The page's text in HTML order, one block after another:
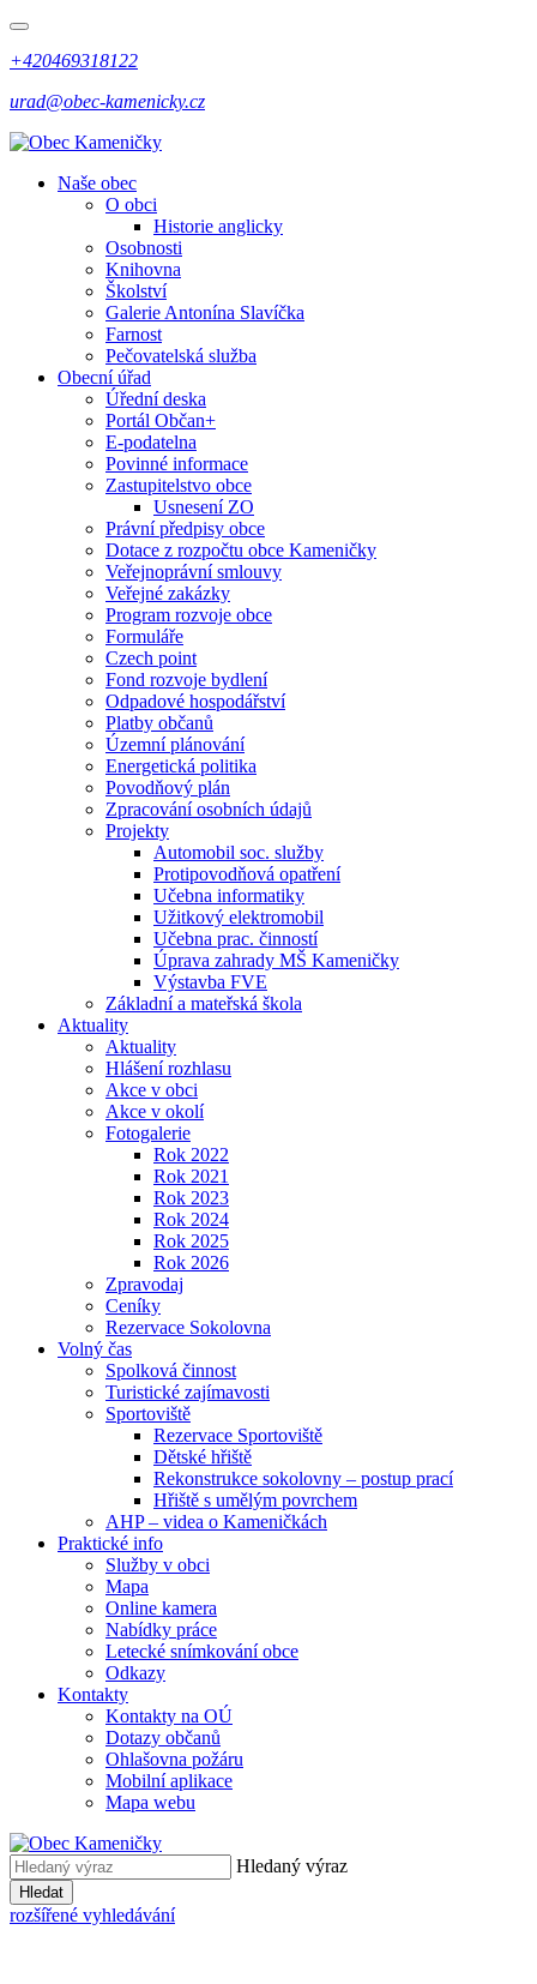
+420469318122
urad@obec-kamenicky.cz
Naše obec
O obci
Historie anglicky
Osobnosti
Knihovna
Školství
Galerie Antonína Slavíčka
Farnost
Pečovatelská služba
Obecní úřad
Úřední deska
Portál Občan+
E-podatelna
Povinné informace
Zastupitelstvo obce
Usnesení ZO
Právní předpisy obce
Dotace z rozpočtu obce Kameničky
Veřejnoprávní smlouvy
Veřejné zakázky
Program rozvoje obce
Formuláře
Czech point
Fond rozvoje bydlení
Odpadové hospodářství
Platby občanů
Územní plánování
Energetická politika
Povodňový plán
Zpracování osobních údajů
Projekty
Automobil soc. služby
Protipovodňová opatření
Učebna informatiky
Užitkový elektromobil
Učebna prac. činností
Úprava zahrady MŠ Kameničky
Výstavba FVE
Základní a mateřská škola
Aktuality
Aktuality
Hlášení rozhlasu
Akce v obci
Akce v okolí
Fotogalerie
Rok 2022
Rok 2021
Rok 2023
Rok 2024
Rok 2025
Rok 2026
Zpravodaj
Ceníky
Rezervace Sokolovna
Volný čas
Spolková činnost
Turistické zajímavosti
Sportoviště
Rezervace Sportoviště
Dětské hřiště
Rekonstrukce sokolovny – postup prací
Hřiště s umělým povrchem
AHP – videa o Kameničkách
Praktické info
Služby v obci
Mapa
Online kamera
Nabídky práce
Letecké snímkování obce
Odkazy
Kontakty
Kontakty na OÚ
Dotazy občanů
Ohlašovna požáru
Mobilní aplikace
Mapa webu
Hledaný výraz
Hledat
rozšířené vyhledávání